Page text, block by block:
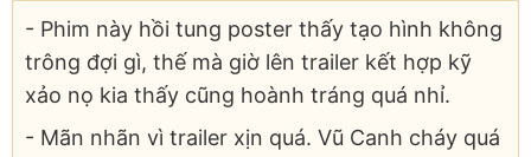
- Phim này hồi tung poster thấy tạo hình không
trông đợi gì, thế mà giờ lên trailer kết hợp kỹ
xảo nọ kia thấy cũng hoành tráng quá nhỉ.
- Mãn nhãn vì trailer xịn quá. Vũ Canh cháy quá